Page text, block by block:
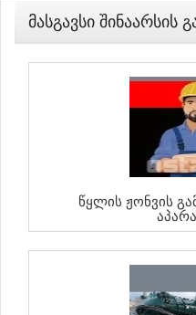
Მასგავსი Შინაარსის
Წყლის Ჟონვის